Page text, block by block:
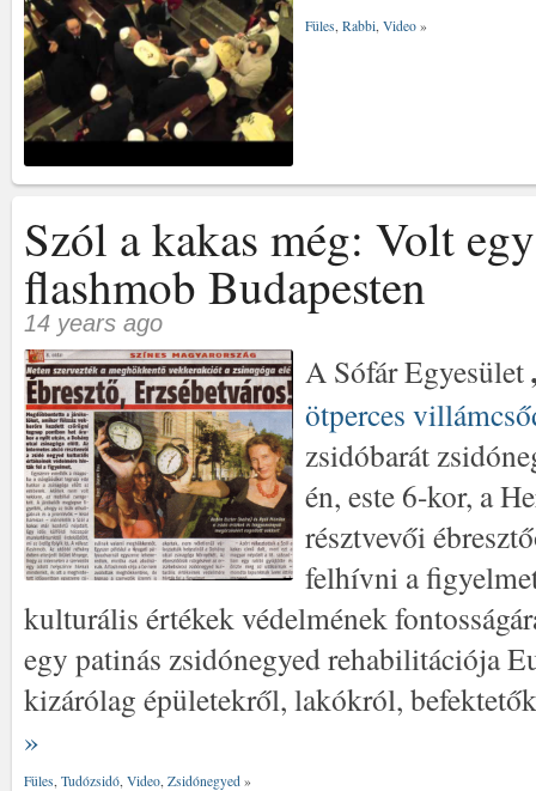
Füles Rabbi Video »
Szól a kakas még: Volt
flashmob Budapesten
14 years ago
A Sófár Egyesület
ötperces
zsidóbarát
én, este 6-kor, a
résztvevői
felhívni a
kulturális értékek védelmének
egy patinás zsidónegyed rehabilitációja
kizárólag épületekről, lakókról,
»
Füles Tudózsidó Video Zsidónegyed »